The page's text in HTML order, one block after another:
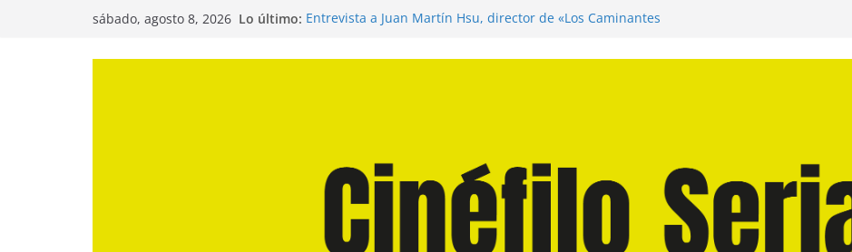
sábado, agosto 8, 2026 Lo último: Entrevista a Juan Martín Hsu, director de «Los Caminantes